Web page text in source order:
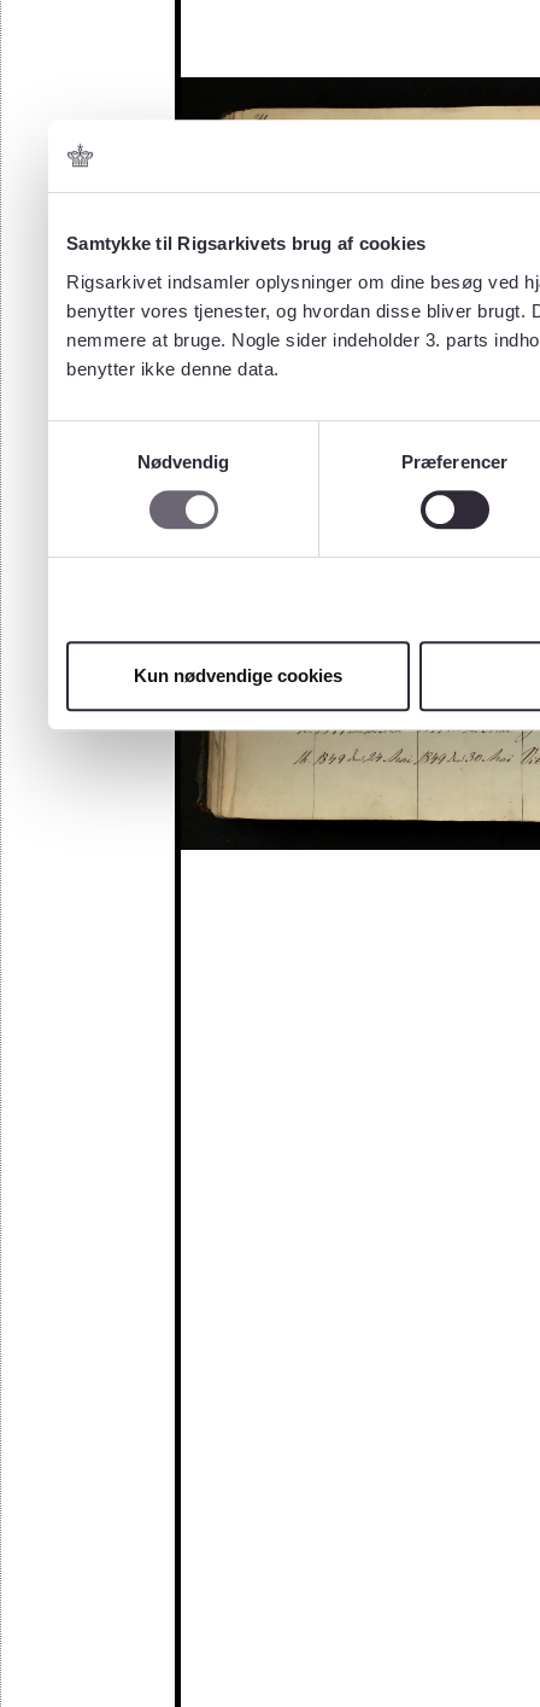
Samtykke til Rigsarkivets brug af cookies
Rigsarkivet indsamler oplysninger om dine besøg ved
benytter vores tjenester, og hvordan disse bliver
nemmere at bruge. Nogle sider indeholder 3. parts
benytter ikke denne data.
Nødvendig
Præferencer
Kun nødvendige cookies